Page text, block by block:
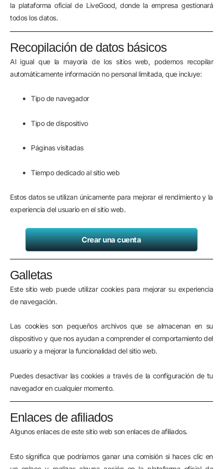
la plataforma oficial de LiveGood, donde la empresa gestionará
todos los datos.
Recopilación de datos básicos
Al igual que la mayoría de los sitios web, podemos recopilar
automáticamente información no personal limitada, que incluye:
Tipo de navegador
Tipo de dispositivo
Páginas visitadas
Tiempo dedicado al sitio web
Estos datos se utilizan únicamente para mejorar el rendimiento y la
experiencia del usuario en el sitio web.
Crear una cuenta
Galletas
Este sitio web puede utilizar cookies para mejorar su experiencia
de navegación.
Las cookies son pequeños archivos que se almacenan en su
dispositivo y que nos ayudan a comprender el comportamiento del
usuario y a mejorar la funcionalidad del sitio web.
Puedes desactivar las cookies a través de la configuración de tu
navegador en cualquier momento.
Enlaces de afiliados
Algunos enlaces de este sitio web son enlaces de afiliados.
Esto significa que podríamos ganar una comisión si haces clic en